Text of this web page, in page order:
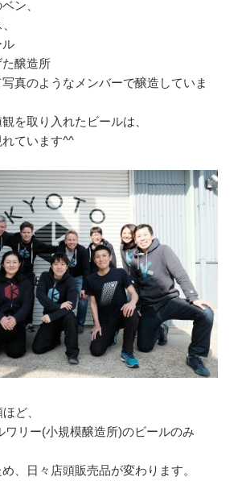
ン、
ル
醸造所
真のようなメンバーで醸造していま
を取り入れたビールは、
ています^^
ど、
ワリー(小規模醸造所)のビールのみ
、日々店頭販売品が変わります。